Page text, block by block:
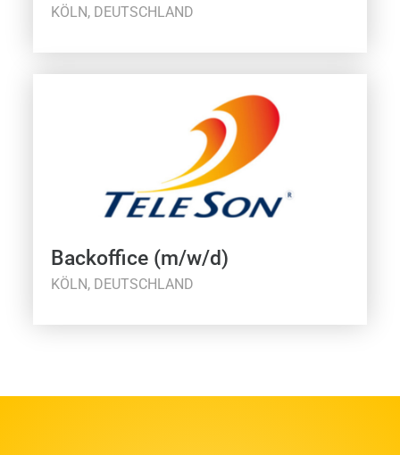
KÖLN, DEUTSCHLAND
Backoffice (m/w/d)
KÖLN, DEUTSCHLAND